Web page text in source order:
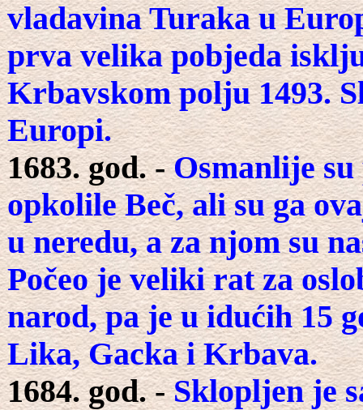
vladavina Turaka u
prva velika pobjeda
Krbavskom polju 1493.
Europi.
1683. god. -Osmanlije
opkolile Beč, ali su ga
u neredu, a za njom su
Počeo je veliki rat za
narod, pa je u idućih 15
Lika, Gacka i Krbava.
1684. god. -Sklopljen je